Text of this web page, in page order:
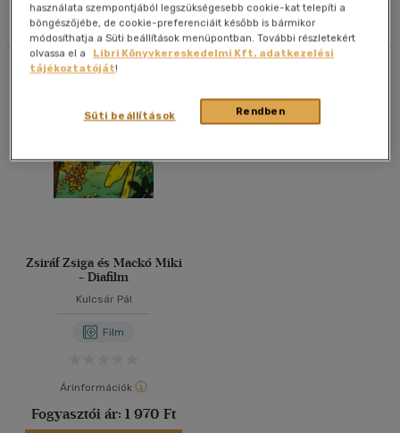
Szűrés Rendezés
Megjelenítés
20 db / oldal
Alkalmaz
Zsiráf Zsiga és Mackó Miki
- Diafilm
Kulcsár Pál
Film
Árinformációk
Fogyasztói ár: 1 970 Ft
használata szempontjából legszükségesebb cookie-kat telepíti a
böngészőjébe, de cookie-preferenciáit később is bármikor
módosíthatja a Süti beállítások menüpontban. További részletekért
olvassa el a
Libri Könyvkereskedelmi Kft. adatkezelési
tájékoztatóját!
Rendben
Süti beállítások